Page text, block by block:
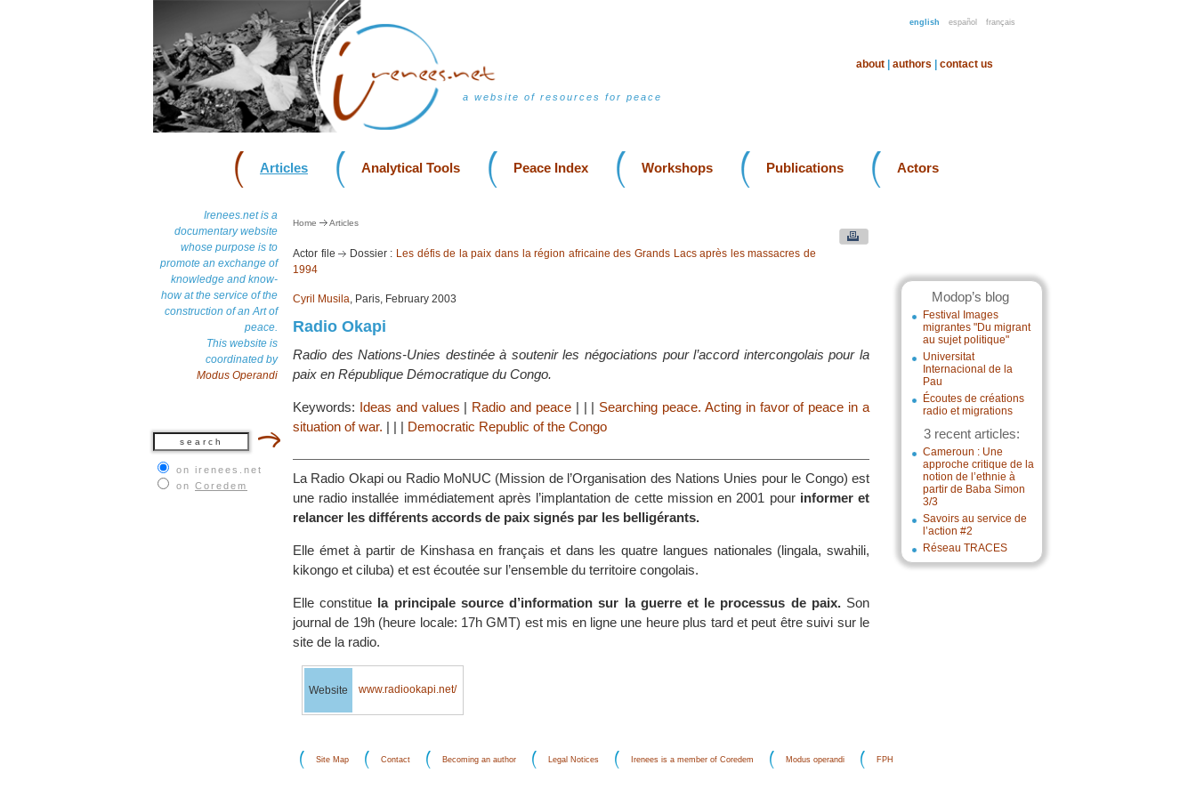
english español français
a website of resources for peace
about authors contact us
Articles Analytical Tools Peace Index Workshops Publications Actors
Irenees.net is a
documentary website
whose purpose is to
promote an exchange of
knowledge and know-
how at the service of the
construction of an Art of
peace.
This website is
coordinated by
Modus Operandi
on irenees.net
on Coredem
Modop’s blog
Festival Images
migrantes "Du migrant
au sujet politique"
Universitat
Internacional de la
Pau
Écoutes de créations
radio et migrations
3 recent articles:
Cameroun : Une
approche critique de la
notion de l’ethnie à
partir de Baba Simon
3/3
Savoirs au service de
l’action #2
Réseau TRACES
Home Articles
Actor file Dossier : Les défis de la paix dans la région africaine des Grands Lacs après les massacres de
1994
Cyril Musila, Paris, February 2003
Radio Okapi
Radio des Nations-Unies destinée à soutenir les négociations pour l’accord intercongolais pour la
paix en République Démocratique du Congo.
Keywords: Ideas and values | Radio and peace| | | Searching peace. Acting in favor of peace in a
situation of war. | | | Democratic Republic of the Congo
La Radio Okapi ou Radio MoNUC (Mission de l’Organisation des Nations Unies pour le Congo) est
une radio installée immédiatement après l’implantation de cette mission en 2001 pour informer et
relancer les différents accords de paix signés par les belligérants.
Elle émet à partir de Kinshasa en français et dans les quatre langues nationales (lingala, swahili,
kikongo et ciluba) et est écoutée sur l’ensemble du territoire congolais.
Elle constitue la principale source d’information sur la guerre et le processus de paix.Son
journal de 19h (heure locale: 17h GMT) est mis en ligne une heure plus tard et peut être suivi sur le
site de la radio.
Website www.radiookapi.net/
Site Map Contact Becoming an author Legal Notices Irenees is a member of Coredem Modus operandi FPH